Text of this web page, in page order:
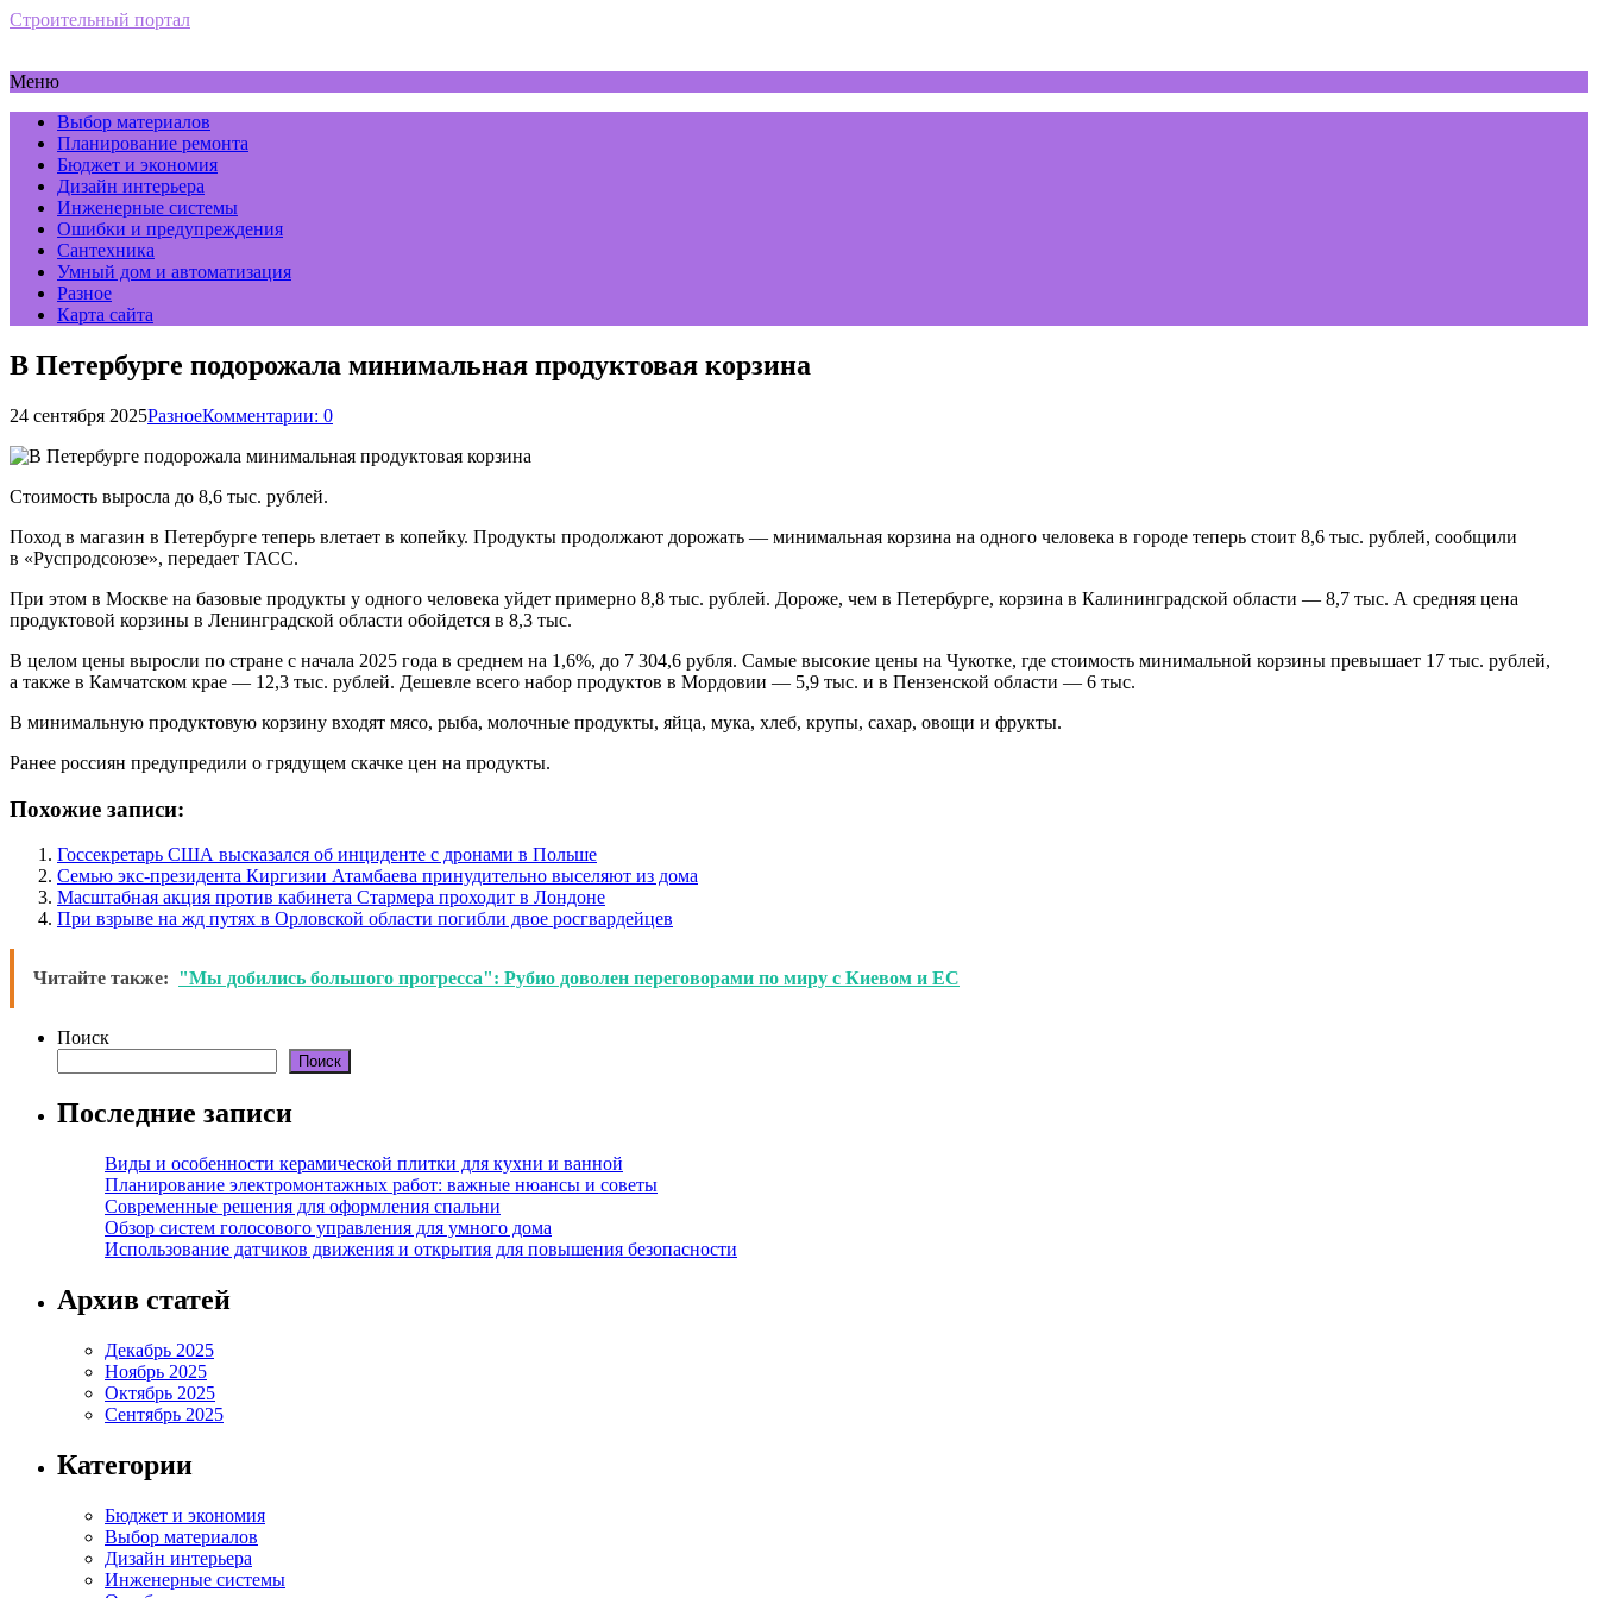
Строительный портал
Меню
Выбор материалов
Планирование ремонта
Бюджет и экономия
Дизайн интерьера
Инженерные системы
Ошибки и предупреждения
Сантехника
Умный дом и автоматизация
Разное
Карта сайта
В Петербурге подорожала минимальная продуктовая корзина
24 сентября 2025РазноеКомментарии: 0
Стоимость выросла до 8,6 тыс. рублей.
Поход в магазин в Петербурге теперь влетает в копейку. Продукты продолжают дорожать — минимальная корзина на одного человека в городе теперь стоит 8,6 тыс. рублей, сообщили
в «Руспродсоюзе», передает ТАСС.
При этом в Москве на базовые продукты у одного человека уйдет примерно 8,8 тыс. рублей. Дороже, чем в Петербурге, корзина в Калининградской области — 8,7 тыс. А средняя цена
продуктовой корзины в Ленинградской области обойдется в 8,3 тыс.
В целом цены выросли по стране с начала 2025 года в среднем на 1,6%, до 7 304,6 рубля. Самые высокие цены на Чукотке, где стоимость минимальной корзины превышает 17 тыс. рублей,
а также в Камчатском крае — 12,3 тыс. рублей. Дешевле всего набор продуктов в Мордовии — 5,9 тыс. и в Пензенской области — 6 тыс.
В минимальную продуктовую корзину входят мясо, рыба, молочные продукты, яйца, мука, хлеб, крупы, сахар, овощи и фрукты.
Ранее россиян предупредили о грядущем скачке цен на продукты.
Похожие записи:
Госсекретарь США высказался об инциденте с дронами в Польше
Семью экс-президента Киргизии Атамбаева принудительно выселяют из дома
Масштабная акция против кабинета Стармера проходит в Лондоне
При взрыве на жд путях в Орловской области погибли двое росгвардейцев
Читайте также: "Мы добились большого прогресса": Рубио доволен переговорами по миру с Киевом и ЕС
Поиск
Поиск
Последние записи
Виды и особенности керамической плитки для кухни и ванной
Планирование электромонтажных работ: важные нюансы и советы
Современные решения для оформления спальни
Обзор систем голосового управления для умного дома
Использование датчиков движения и открытия для повышения безопасности
Архив статей
Декабрь 2025
Ноябрь 2025
Октябрь 2025
Сентябрь 2025
Категории
Бюджет и экономия
Выбор материалов
Дизайн интерьера
Инженерные системы